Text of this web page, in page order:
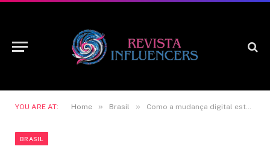
YOU ARE AT: Home » Brasil » Como a mudança digital está redefinindo o consumo de notícias no Brasil
BRASIL